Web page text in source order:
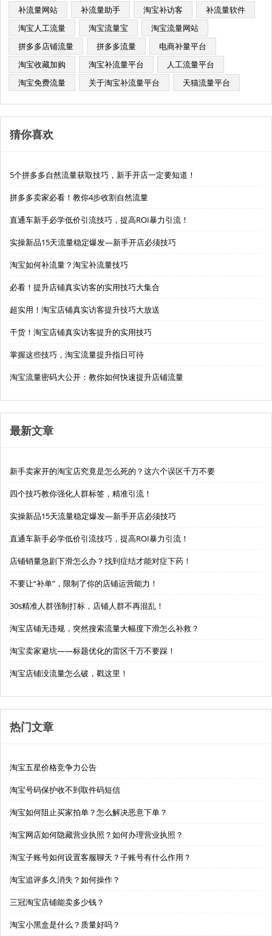
补流量网站 补流量助手 淘宝补访客
补流量软件
淘宝人工流量
淘宝流量宝
淘宝流量网站
拼多多店铺流量
拼多多流量
电商补量平台
淘宝收藏加购
淘宝补流量平台
人工流量平台
淘宝免费流量
关于淘宝补流量平台 天猫流量平台
猜你喜欢
5个拼多多自然流量获取技巧，新手开店一定要知道！
拼多多卖家必看！教你4步收割自然流量
直通车新手必学低价引流技巧，提高ROI暴力引流！
实操新品15天流量稳定爆发—新手开店必须技巧
淘宝如何补流量？淘宝补流量技巧
必看！提升店铺真实访客的实用技巧大集合
超实用！淘宝店铺真实访客提升技巧大放送
干货！淘宝店铺真实访客提升的实用技巧
掌握这些技巧，淘宝流量提升指日可待
淘宝流量密码大公开：教你如何快速提升店铺流量
最新文章
新手卖家开的淘宝店究竟是怎么死的？这六个误区千万不要
四个技巧教你强化人群标签，精准引流！
实操新品15天流量稳定爆发—新手开店必须技巧
直通车新手必学低价引流技巧，提高ROI暴力引流！
店铺销量急剧下滑怎么办？找到症结才能对症下药！
不要让“补单”，限制了你的店铺运营能力！
30s精准人群强制打标，店铺人群不再混乱！
淘宝店铺无违规，突然搜索流量大幅度下滑怎么补救？
淘宝卖家避坑——标题优化的雷区千万不要踩！
淘宝店铺没流量怎么破，戳这里！
热门文章
淘宝五星价格竞争力公告
淘宝号码保护收不到取件码短信
淘宝如何阻止买家拍单？怎么解决恶意下单？
淘宝网店如何隐藏营业执照？如何办理营业执照？
淘宝子账号如何设置客服聊天？子账号有什么作用？
淘宝追评多久消失？如何操作？
三冠淘宝店铺能卖多少钱？
淘宝小黑盒是什么？质量好吗？